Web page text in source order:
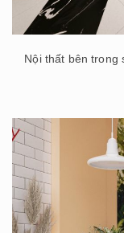
Nội thất bên trong